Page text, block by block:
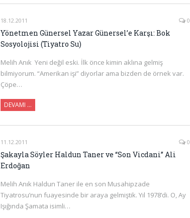
18.12.2011 0
Yönetmen Günersel Yazar Günersel’e Karşı: Bok
Sosyolojisi (Tiyatro Su)
Melih Anık Yeni değil eski. İlk önce kimin aklına gelmiş
bilmiyorum. “Amerikan işi” diyorlar ama bizden de örnek var.
Çöpe…
DEVAMI …
11.12.2011 0
Şakayla Söyler Haldun Taner ve “Son Vicdani” Ali
Erdoğan
Melih Anık Haldun Taner ile en son Musahipzade
Tiyatrosu’nun fuayesinde bir araya gelmiştik. Yıl 1978’di. O, Ay
Işığında Şamata isimli…